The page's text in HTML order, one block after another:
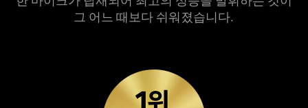
그 어느 때보다 쉬워졌습니다.